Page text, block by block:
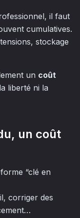
il faut
cumulatives.
stockage
un coût
liberté ni la
un coût
“clé en
corriger des